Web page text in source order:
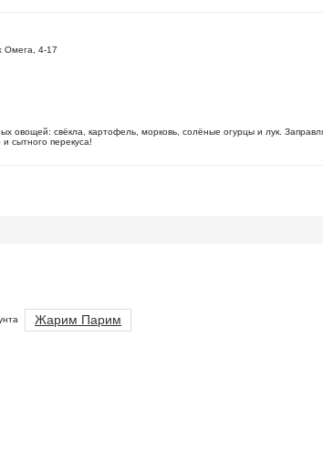
Омега, 4-17
овощей: свёкла, картофель, морковь, солёные огурцы и лук.
сытного перекуса!
Жарим Парим